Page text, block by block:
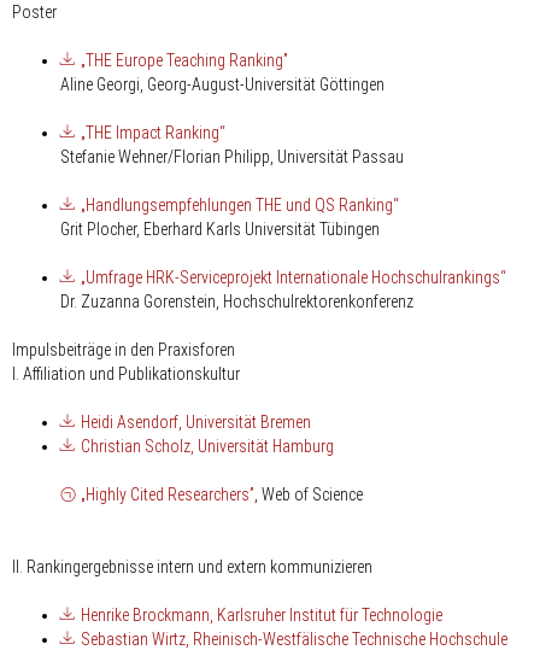
Poster
„THE Europe Teaching Ranking”
Aline Georgi, Georg-August-Universität Göttingen
„THE Impact Ranking“
Stefanie Wehner/Florian Philipp, Universität Passau
„Handlungsempfehlungen THE und QS Ranking“
Grit Plocher, Eberhard Karls Universität Tübingen
„Umfrage HRK-Serviceprojekt Internationale Hochschulrankings“
Dr. Zuzanna Gorenstein, Hochschulrektorenkonferenz
Impulsbeiträge in den Praxisforen
I. Affiliation und Publikationskultur
Heidi Asendorf, Universität Bremen
Christian Scholz, Universität Hamburg
„Highly Cited Researchers” , Web of Science
II. Rankingergebnisse intern und extern kommunizieren
Henrike Brockmann, Karlsruher Institut für Technologie
Sebastian Wirtz, Rheinisch-Westfälische Technische Hochschule